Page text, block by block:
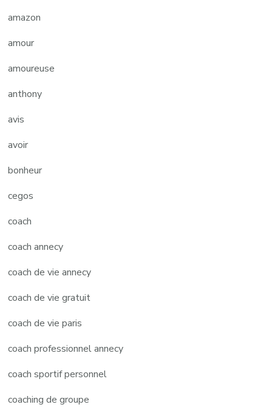
amazon
amour
amoureuse
anthony
avis
avoir
bonheur
cegos
coach
coach annecy
coach de vie annecy
coach de vie gratuit
coach de vie paris
coach professionnel annecy
coach sportif personnel
coaching de groupe